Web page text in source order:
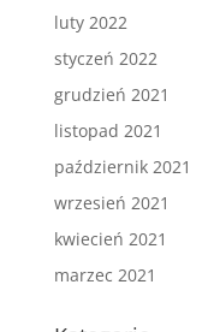
luty 2022
styczeń 2022
grudzień 2021
listopad 2021
październik 2021
wrzesień 2021
kwiecień 2021
marzec 2021